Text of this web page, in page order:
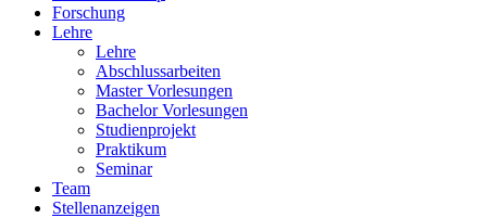
Forschung
Lehre
Lehre
Abschlussarbeiten
Master Vorlesungen
Bachelor Vorlesungen
Studienprojekt
Praktikum
Seminar
Team
Stellenanzeigen